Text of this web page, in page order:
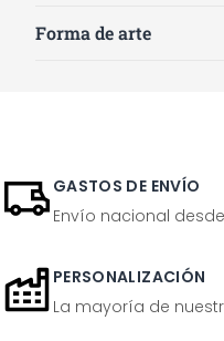
Forma de arte
GASTOS DE ENVÍO
Envío nacional
PERSONALIZACIÓN
La mayoría de